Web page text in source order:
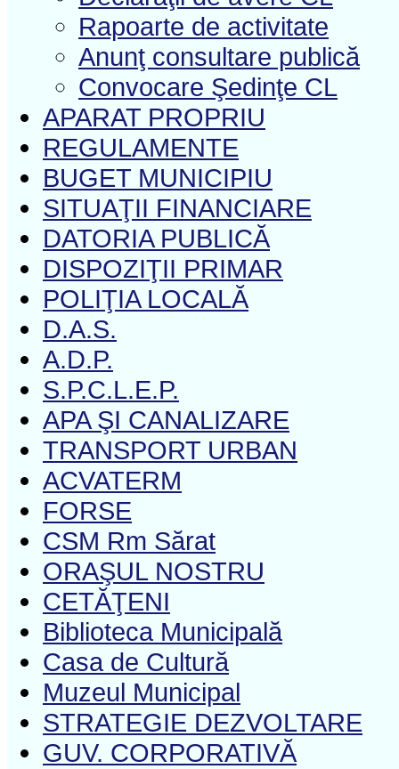
Rapoarte de activitate
Anunţ consultare publică
Convocare Şedinţe CL
APARAT PROPRIU
REGULAMENTE
BUGET MUNICIPIU
SITUAŢII FINANCIARE
DATORIA PUBLICĂ
DISPOZIŢII PRIMAR
POLIŢIA LOCALĂ
D.A.S.
A.D.P.
S.P.C.L.E.P.
APA ŞI CANALIZARE
TRANSPORT URBAN
ACVATERM
FORSE
CSM Rm Sărat
ORAŞUL NOSTRU
CETĂŢENI
Biblioteca Municipală
Casa de Cultură
Muzeul Municipal
STRATEGIE DEZVOLTARE
GUV. CORPORATIVĂ